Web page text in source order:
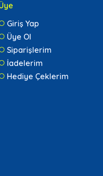
Giriş Yap
Üye Ol
Siparişlerim
İadelerim
Hediye Çeklerim